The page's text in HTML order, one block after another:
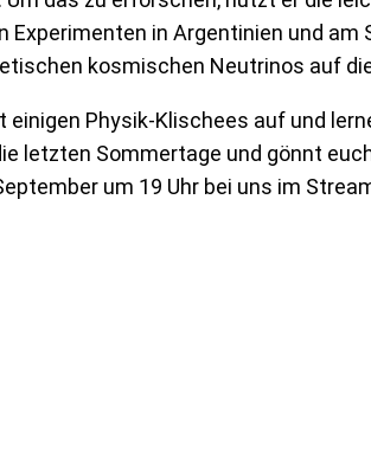
Experimenten in Argentinien und am
kosmischen Neutrinos auf
Physik-Klischees auf und
letzten Sommertage und gönnt
um 19 Uhr bei uns im